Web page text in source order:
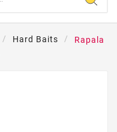
Hard Baits
Rapala